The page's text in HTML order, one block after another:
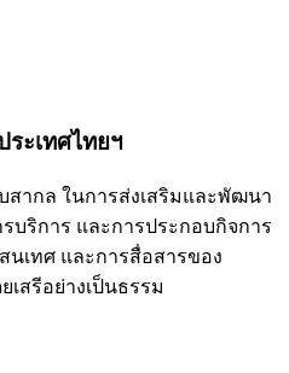
ะเทศไทยฯ
ากล ในการส่งเสริมและพัฒนา
บริการ และการประกอบกิจการ
เทศ และการสื่อสารของ
สรีอย่างเป็นธรรม